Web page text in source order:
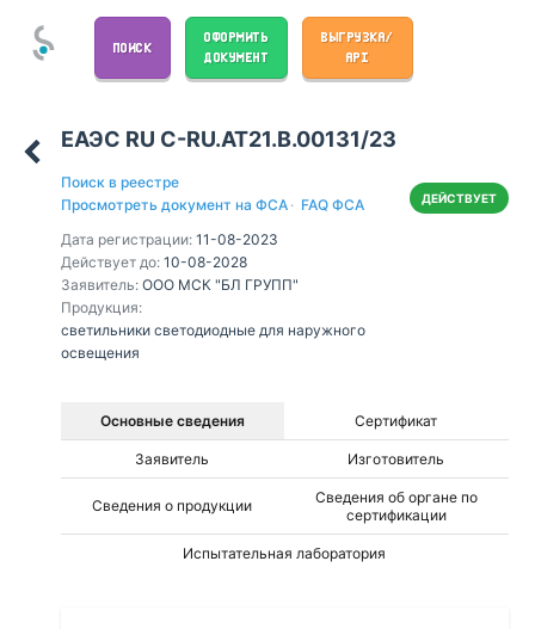
ПОИСК
ОФОРМИТЬ
ДОКУМЕНТ
ВЫГРУЗКА/
API
ЕАЭС RU С-RU.АТ21.В.00131/23
Поиск в реестре
Просмотреть документ на ФСА · FAQ ФСА
Дата регистрации: 11-08-2023
Действует до: 10-08-2028
Заявитель: ООО МСК "БЛ ГРУПП"
Продукция:
светильники светодиодные для наружного
освещения
ДЕЙСТВУЕТ
Основные сведения Сертификат
Заявитель Изготовитель
Сведения о продукции
Сведения об органе по
сертификации
Испытательная лаборатория